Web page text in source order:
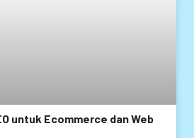
untuk Ecommerce dan Web